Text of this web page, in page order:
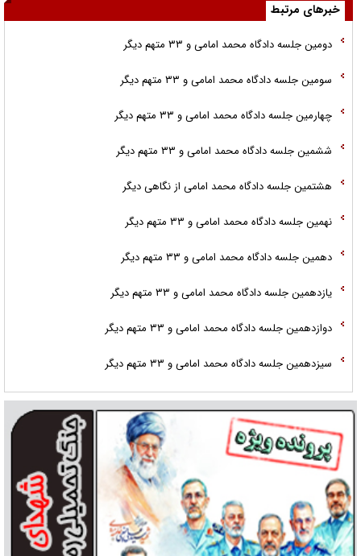
خبرهای مرتبط
دومین جلسه دادگاه محمد امامی و ۳۳ متهم دیگر
سومین جلسه دادگاه محمد امامی و ۳۳ متهم دیگر
چهارمین جلسه دادگاه محمد امامی و ۳۳ متهم دیگر
ششمین جلسه دادگاه محمد امامی و ۳۳ متهم دیگر
هشتمین جلسه دادگاه محمد امامی از نگاهی ديگر
نهمین جلسه دادگاه محمد امامی و ۳۳ متهم دیگر
دهمین جلسه دادگاه محمد امامی و ۳۳ متهم دیگر
یازدهمین جلسه دادگاه محمد امامی و ۳۳ متهم دیگر
دوازدهمین جلسه دادگاه محمد امامی و ۳۳ متهم دیگر
سیزدهمین جلسه دادگاه محمد امامی و ۳۳ متهم دیگر